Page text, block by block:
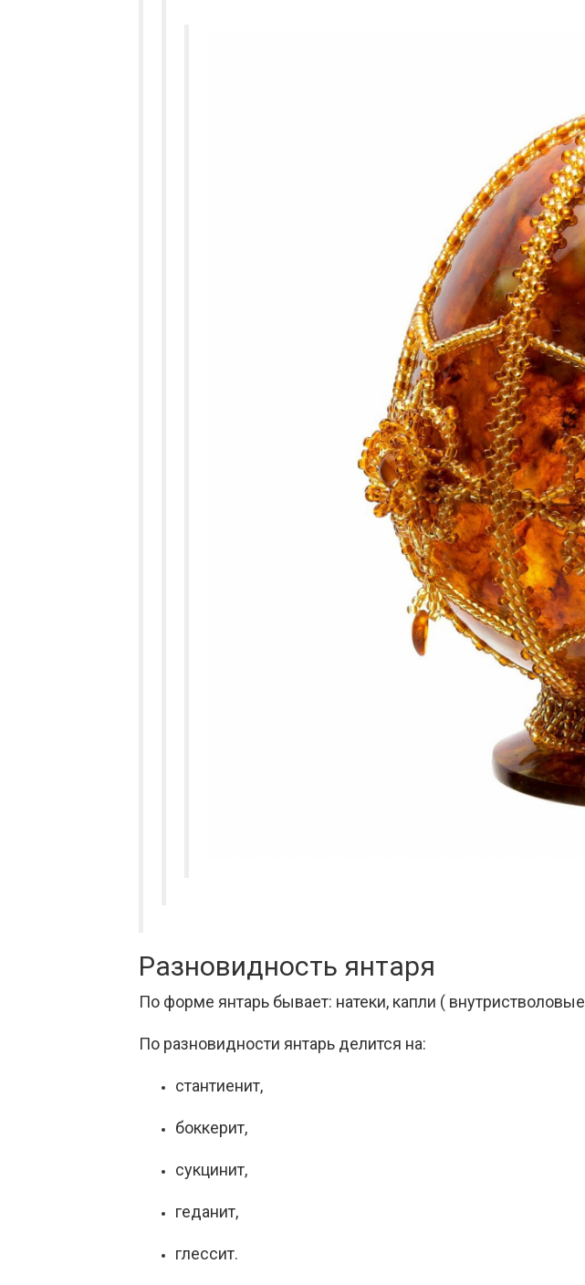
Разновидность янтаря
По форме янтарь бывает: натеки, капли (
По разновидности янтарь делится на:
стантиенит,
боккерит,
сукцинит,
геданит,
глессит.